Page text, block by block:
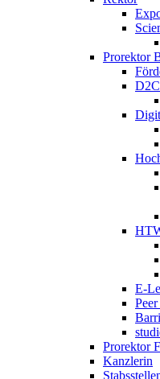
Prorektor
E-
Prorektor
Kanzlerin